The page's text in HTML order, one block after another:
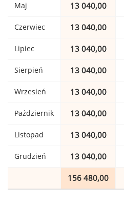
Maj 13 040,00
Czerwiec 13 040,00
Lipiec 13 040,00
Sierpień 13 040,00
Wrzesień 13 040,00
Październik 13 040,00
Listopad 13 040,00
Grudzień 13 040,00
156 480,00